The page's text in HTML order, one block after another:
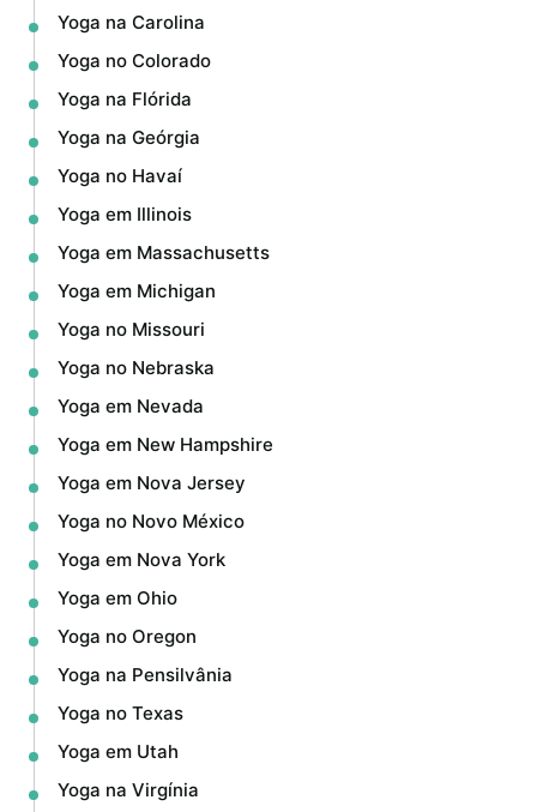
Yoga na Carolina
Yoga no Colorado
Yoga na Flórida
Yoga na Geórgia
Yoga no Havaí
Yoga em Illinois
Yoga em Massachusetts
Yoga em Michigan
Yoga no Missouri
Yoga no Nebraska
Yoga em Nevada
Yoga em New Hampshire
Yoga em Nova Jersey
Yoga no Novo México
Yoga em Nova York
Yoga em Ohio
Yoga no Oregon
Yoga na Pensilvânia
Yoga no Texas
Yoga em Utah
Yoga na Virgínia